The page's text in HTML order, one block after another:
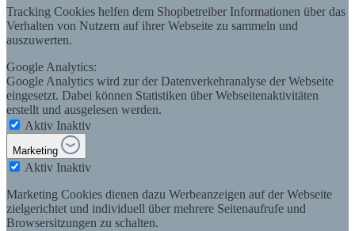
Tracking Cookies helfen dem Shopbetreiber Informationen über das
Verhalten von Nutzern auf ihrer Webseite zu sammeln und
auszuwerten.
Google Analytics:
Google Analytics wird zur der Datenverkehranalyse der Webseite
eingesetzt. Dabei können Statistiken über Webseitenaktivitäten
erstellt und ausgelesen werden.
Aktiv Inaktiv
Marketing
Aktiv Inaktiv
Marketing Cookies dienen dazu Werbeanzeigen auf der Webseite
zielgerichtet und individuell über mehrere Seitenaufrufe und
Browsersitzungen zu schalten.